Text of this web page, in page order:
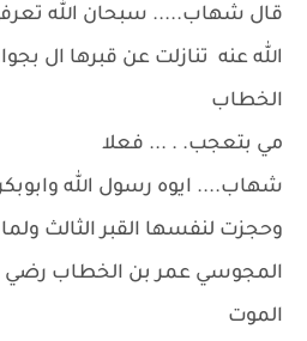
قال شهاب..... سبحان الله
الله عنه تنازلت عن قبرها ال
الخطاب
مي بتعجب. . ... فعلا
شهاب.... ايوه رسول الله
وحجزت لنفسها القبر الثالث
المجوسي عمر بن الخطاب رضي
الموت